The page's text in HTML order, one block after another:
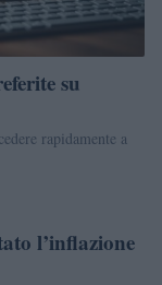
su
rapidamente a
l’inflazione